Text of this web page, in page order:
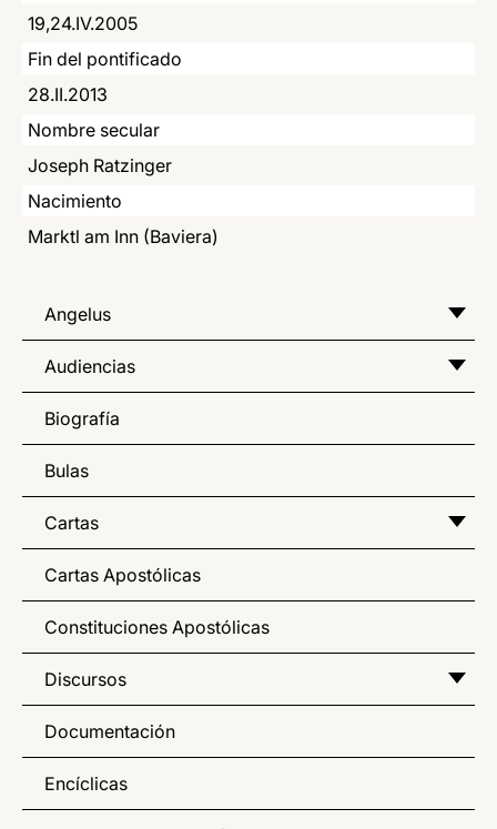
19,24.IV.2005
Fin del pontificado
28.II.2013
Nombre secular
Joseph Ratzinger
Nacimiento
Marktl am Inn (Baviera)
Angelus
Audiencias
Biografía
Bulas
Cartas
Cartas Apostólicas
Constituciones Apostólicas
Discursos
Documentación
Encíclicas